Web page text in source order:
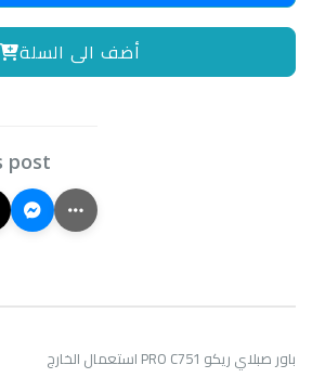
أضف الى السلة
post
باور صبلاي ريكو PRO C751 استعمال الخارج